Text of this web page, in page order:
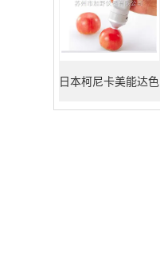
日本柯尼卡美能达色